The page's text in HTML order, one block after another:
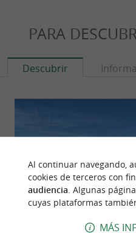
PARA
Descubrir
Al continuar navegando,
cookies de terceros con
audiencia . Algunas
cuyas plataformas
MÁS